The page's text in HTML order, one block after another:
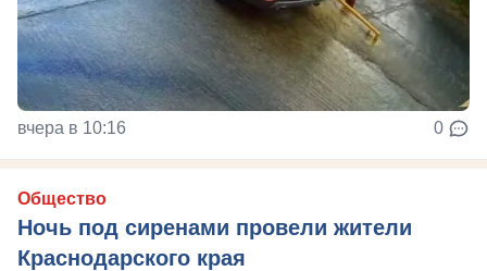
вчера в 10:16 0
Общество
Ночь под сиренами провели жители
Краснодарского края